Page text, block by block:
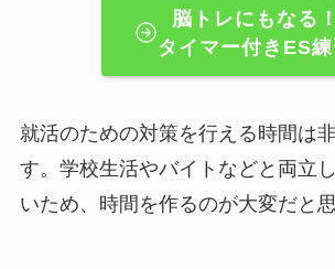
脳トレにもなる！
タイマー付きES練
就活のための対策を行える時間は
す。学校生活やバイトなどと両立
いため、時間を作るのが大変だと思